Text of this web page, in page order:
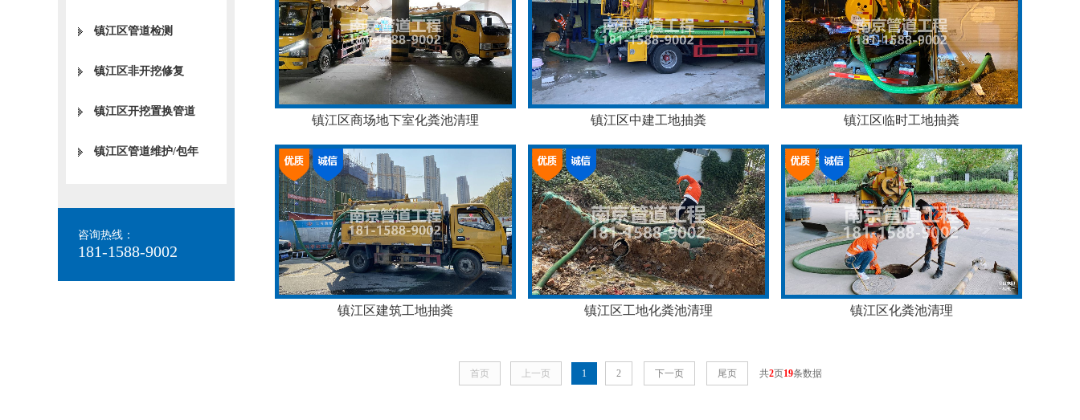
镇江区管道检测
镇江区非开挖修复
镇江区开挖置换管道
镇江区管道维护/包年
咨询热线：
181-1588-9002
镇江区商场地下室化粪池清理 镇江区中建工地抽粪 镇江区临时工地抽粪
镇江区建筑工地抽粪 镇江区工地化粪池清理 镇江区化粪池清理
首页 上一页 1 2 下一页 尾页 共2页19条数据